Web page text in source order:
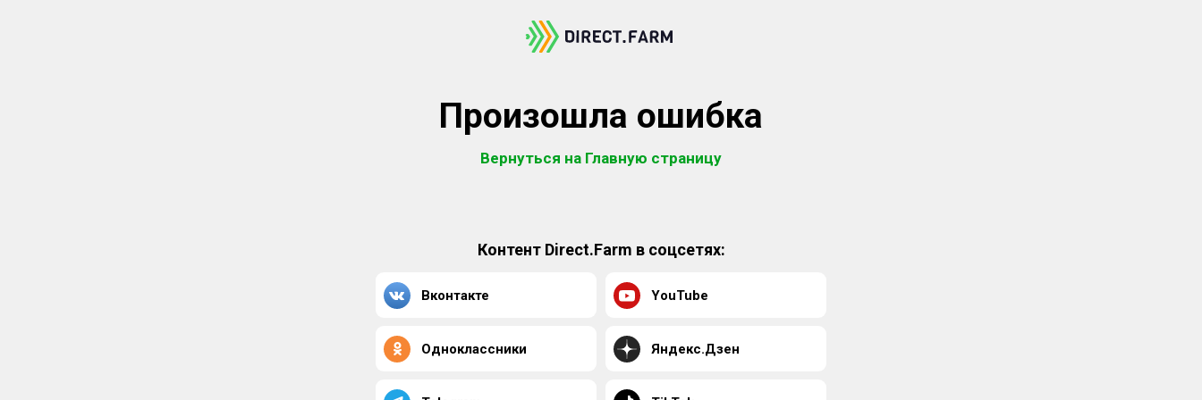
Произошла ошибка
Вернуться на Главную страницу
Контент Direct.Farm в соцсетях:
Вконтакте YouTube
Одноклассники Яндекс.Дзен